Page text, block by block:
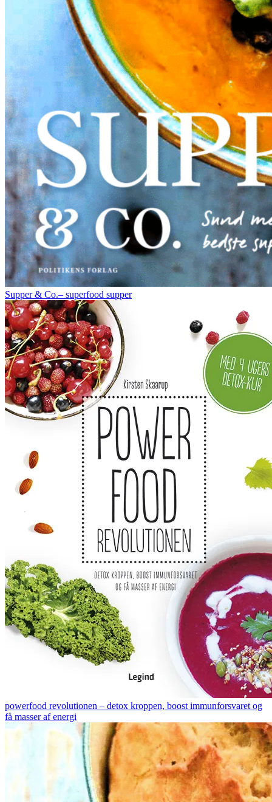
Supper & Co.– superfood supper
powerfood revolutionen – detox kroppen, boost immunforsvaret og
få masser af energi